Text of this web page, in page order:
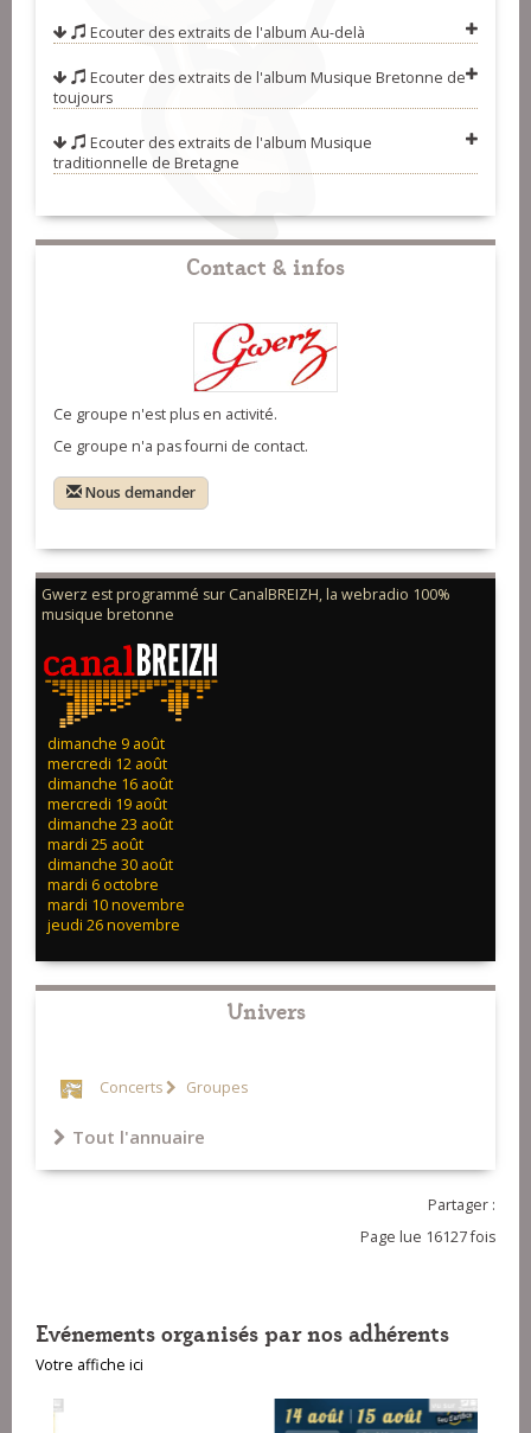
09-A La Porte A Marianne - Gwenola
Ropars
10-Dagda - Glaz
12-Kest Ar Sonerien - Soïg Sibéril
Manchon
14-Laridé-Gavotte - Carré-Manchot
Bihoué
16-Bro Goz Ma Zadou (Hymne
Breton) - Breizh A Gan
Ecouter des extraits de l'album Au-delà
Ecouter des extraits de l'album Musique Bretonne de
toujours
Ecouter des extraits de l'album Musique
traditionnelle de Bretagne
Contact & infos
Ce groupe n'est plus en activité.
Ce groupe n'a pas fourni de contact.
Nous demander
Gwerz est programmé sur CanalBREIZH, la webradio 100%
musique bretonne
dimanche 9 août
mercredi 12 août
dimanche 16 août
mercredi 19 août
dimanche 23 août
mardi 25 août
dimanche 30 août
mardi 6 octobre
mardi 10 novembre
jeudi 26 novembre
Univers
Concerts Groupes
Tout l'annuaire
Partager :
Page lue 16127 fois
Evénements organisés par nos adhérents
Votre affiche ici